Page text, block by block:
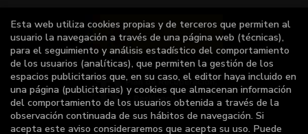
Esta web utiliza cookies propias y de terceros que permiten al
usuario la navegación a través de una página web (técnicas),
para el seguimiento y análisis estadístico del comportamiento
de los usuarios (analíticas), que permiten la gestión de los
espacios publicitarios que, en su caso, el editor haya incluido en
una página (publicitarias) y cookies que almacenan información
del comportamiento de los usuarios obtenida a través de la
observación continuada de sus hábitos de navegación. Si
acepta este aviso consideraremos que acepta su uso. Puede